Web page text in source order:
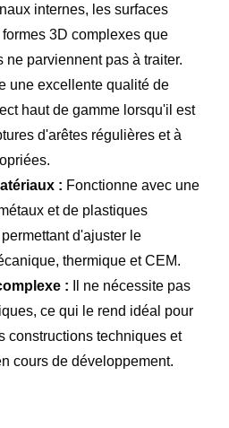
internes, les surfaces
3D complexes que
ne parviennent pas à traiter.
une excellente qualité de
haut de gamme lorsqu'il est
d'arêtes régulières et à
: Fonctionne avec une
et de plastiques
d'ajuster le
thermique et CEM.
: Il ne nécessite pas
ce qui le rend idéal pour
constructions techniques et
cours de développement.